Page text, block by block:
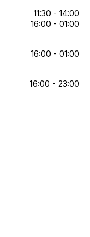
11:30 - 14:00
16:00 - 01:00
16:00 - 01:00
16:00 - 23:00